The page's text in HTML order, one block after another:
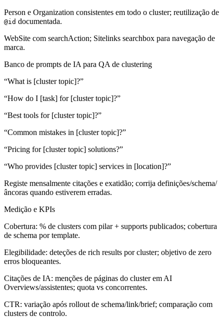
Person e Organization consistentes em todo o cluster; reutilização de
@id documentada.
WebSite com searchAction; Sitelinks searchbox para navegação de
marca.
Banco de prompts de IA para QA de clustering
“What is [cluster topic]?”
“How do I [task] for [cluster topic]?”
“Best tools for [cluster topic]?”
“Common mistakes in [cluster topic]?”
“Pricing for [cluster topic] solutions?”
“Who provides [cluster topic] services in [location]?”
Registe mensalmente citações e exatidão; corrija definições/schema/
âncoras quando estiverem erradas.
Medição e KPIs
Cobertura: % de clusters com pilar + supports publicados; cobertura
de schema por template.
Elegibilidade: deteções de rich results por cluster; objetivo de zero
erros bloqueantes.
Citações de IA: menções de páginas do cluster em AI
Overviews/assistentes; quota vs concorrentes.
CTR: variação após rollout de schema/link/brief; comparação com
clusters de controlo.